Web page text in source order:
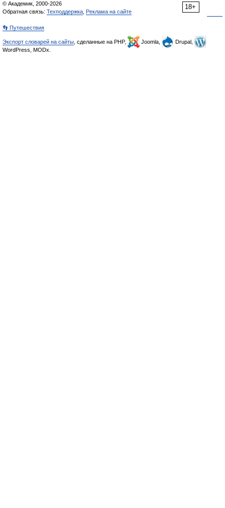
18+
© Академик, 2000-2026
Обратная связь: Техподдержка Реклама на сайте
👣 Путешествия
Экспорт словарей на сайты , сделанные на PHP, Joomla,
Drupal,
WordPress, MODx.